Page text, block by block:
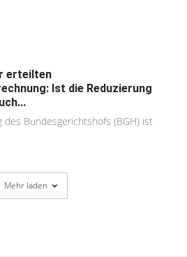
erteilten
Ist die Reduzierung
des Bundesgerichtshofs (BGH) ist
Mehr laden